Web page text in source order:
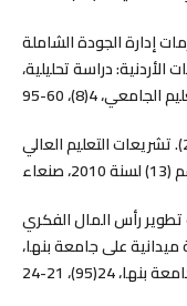
على. (2011). مستلزمات إدارة الجودة الشاملة
دراسة تحليلية،
وزارة التعليم العالي والبحث العلمي. (2010). تشريعات التعليم العالي
(2013). متطلبات تطوير رأس المال الفكري
على جامعة بنها،